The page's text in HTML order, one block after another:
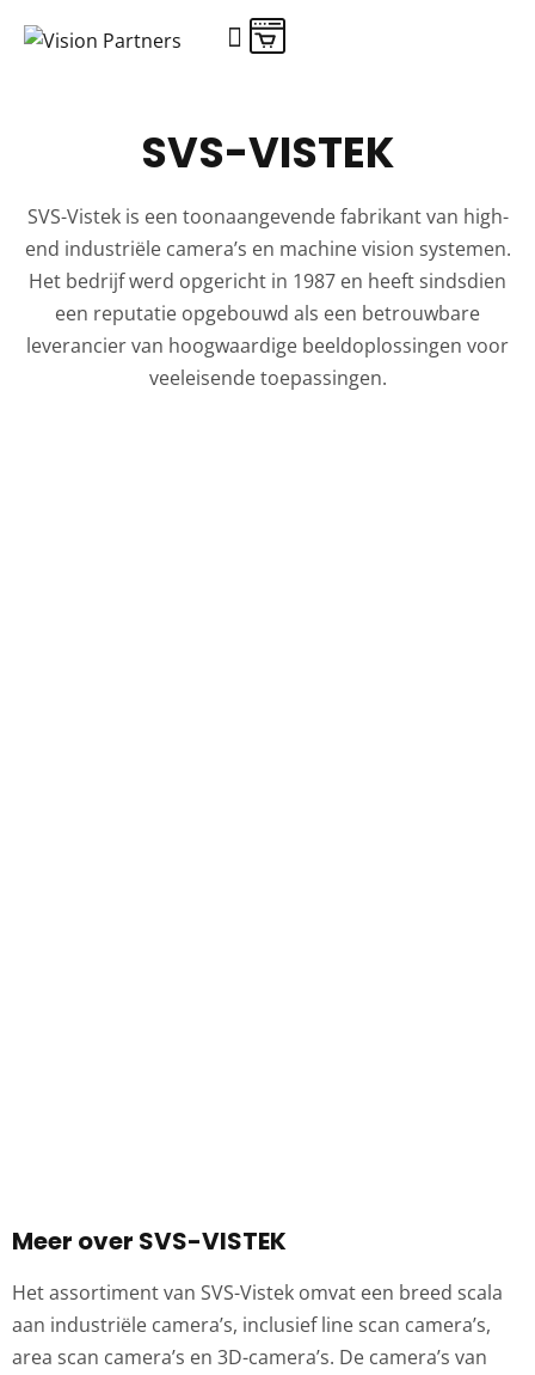
SVS-VISTEK
SVS-Vistek is een toonaangevende fabrikant van high-
end industriële camera’s en machine vision systemen.
Het bedrijf werd opgericht in 1987 en heeft sindsdien
een reputatie opgebouwd als een betrouwbare
leverancier van hoogwaardige beeldoplossingen voor
veeleisende toepassingen.
Meer over SVS-VISTEK
Het assortiment van SVS-Vistek omvat een breed scala
aan industriële camera’s, inclusief line scan camera’s,
area scan camera’s en 3D-camera’s. De camera’s van